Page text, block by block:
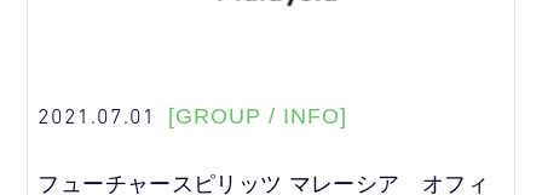
2021.07.01 [GROUP / INFO]
フューチャースピリッツ マレーシア オフィ